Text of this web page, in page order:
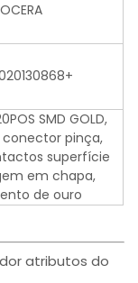
SMD GOLD,
conector pinça,
superfície
em chapa,
de ouro
atributos do